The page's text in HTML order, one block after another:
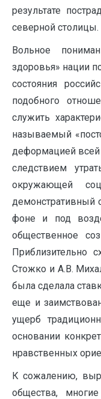
результате
северной столицы.
Вольное
здоровья» нации
состояния
подобного
служить
называемый
деформацией
следствием
окружающей
демонстративный
фоне и под
общественное
Приблизительно
Стожко и А.В.
была сделала
еще и
ущерб
основании
нравственных
К сожалению,
общества,